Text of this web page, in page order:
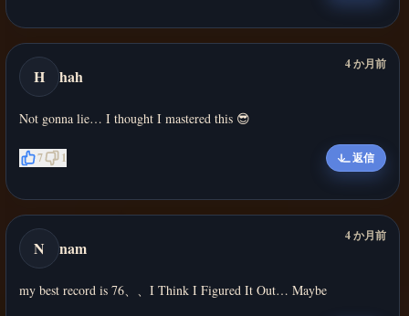
H hah
4 か月前
Not gonna lie… I thought I mastered this 😎
7 1 返信
N nam
4 か月前
my best record is 76、、I Think I Figured It Out… Maybe